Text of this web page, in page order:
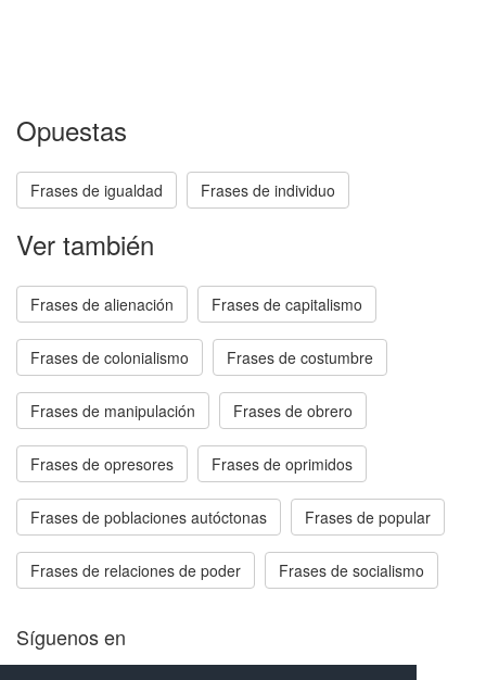
Opuestas
Frases de igualdad Frases de individuo
Ver también
Frases de alienación Frases de capitalismo
Frases de colonialismo Frases de costumbre
Frases de manipulación Frases de obrero
Frases de opresores Frases de oprimidos
Frases de poblaciones autóctonas Frases de popular
Frases de relaciones de poder Frases de socialismo
Síguenos en